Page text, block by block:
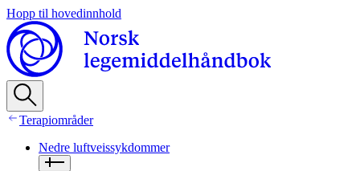
Hopp til hovedinnhold
Terapiområder
Nedre luftveissykdommer